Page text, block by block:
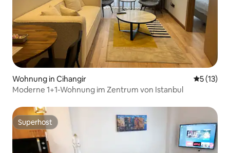
Wohnung in Cihangir
5 (13)
Moderne 1+1-Wohnung im Zentrum von Istanbul
Superhost
Superhost